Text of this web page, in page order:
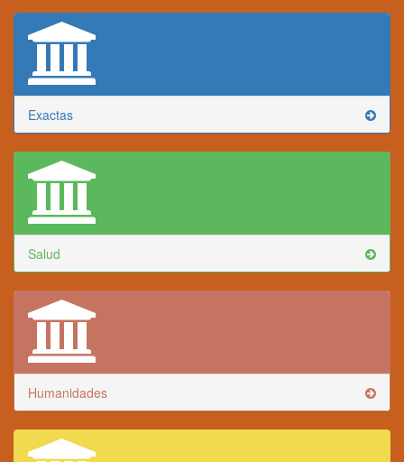
Exactas
Salud
Humanidades